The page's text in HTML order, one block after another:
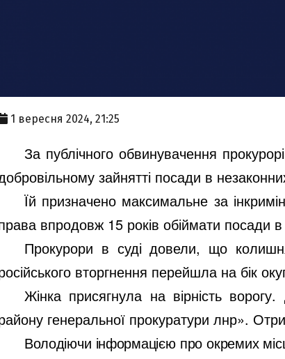
1 вересня 2024, 21:25
За публічного обвинувачення
зайнятті посади в
Їй призначено максимальне за
впродовж 15 років обіймати посади
Прокурори в суді довели, що колишня
вторгнення перейшла на бік
Жінка присягнула на вірність
генеральної прокуратури лнр».
Володіючи інформацією про окремих